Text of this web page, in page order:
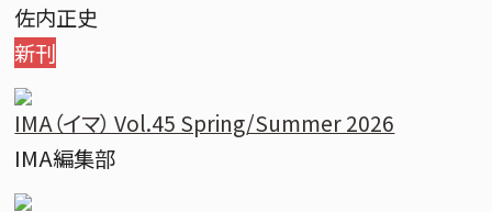
佐内正史
新刊
IMA（イマ） Vol.45 Spring/Summer 2026
IMA編集部